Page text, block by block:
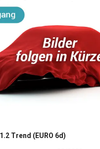
Trend (EURO 6d)